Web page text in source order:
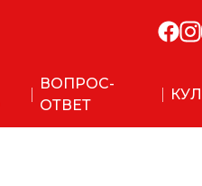
ВОПРОС-
ОТВЕТ